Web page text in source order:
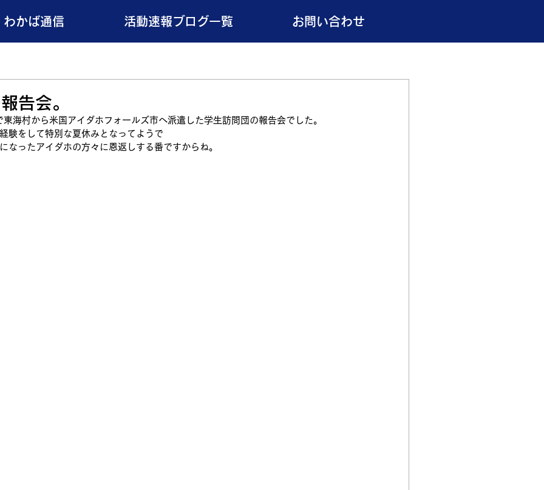
わかば通信 活動速報ブログ一覧 お問い合わせ
告会。
海村から米国アイダホフォールズ市へ派遣した学生訪問団の報告会でした。
験をして特別な夏休みとなってようで
なったアイダホの方々に恩返しする番ですからね。